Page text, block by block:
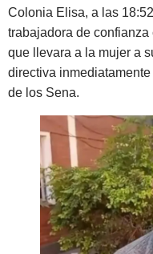
Colonia Elisa, a las
trabajadora de
que llevara a la mujer a
directiva
de los Sena.